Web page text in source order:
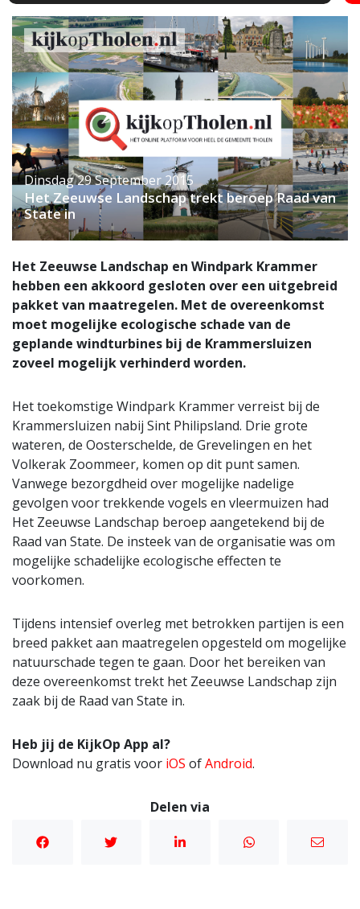
Dinsdag 29 September 2015
Het Zeeuwse Landschap trekt beroep Raad van
State in
Het Zeeuwse Landschap en Windpark Krammer
hebben een akkoord gesloten over een uitgebreid
pakket van maatregelen. Met de overeenkomst
moet mogelijke ecologische schade van de
geplande windturbines bij de Krammersluizen
zoveel mogelijk verhinderd worden.
Het toekomstige Windpark Krammer verreist bij de
Krammersluizen nabij Sint Philipsland. Drie grote
wateren, de Oosterschelde, de Grevelingen en het
Volkerak Zoommeer, komen op dit punt samen.
Vanwege bezorgdheid over mogelijke nadelige
gevolgen voor trekkende vogels en vleermuizen had
Het Zeeuwse Landschap beroep aangetekend bij de
Raad van State. De insteek van de organisatie was om
mogelijke schadelijke ecologische effecten te
voorkomen.
Tijdens intensief overleg met betrokken partijen is een
breed pakket aan maatregelen opgesteld om mogelijke
natuurschade tegen te gaan. Door het bereiken van
deze overeenkomst trekt het Zeeuwse Landschap zijn
zaak bij de Raad van State in.
Heb jij de KijkOp App al?
Download nu gratis voor iOS ofAndroid.
Delen via